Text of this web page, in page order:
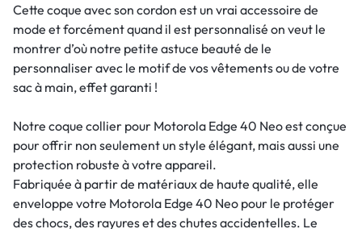
Cette coque avec son cordon est un vrai accessoire de
mode et forcément quand il est personnalisé on veut le
montrer d’où notre petite astuce beauté de le
personnaliser avec le motif de vos vêtements ou de votre
sac à main, effet garanti !
Notre coque collier pour Motorola Edge 40 Neo est conçue
pour offrir non seulement un style élégant, mais aussi une
protection robuste à votre appareil.
Fabriquée à partir de matériaux de haute qualité, elle
enveloppe votre Motorola Edge 40 Neo pour le protéger
des chocs, des rayures et des chutes accidentelles. Le